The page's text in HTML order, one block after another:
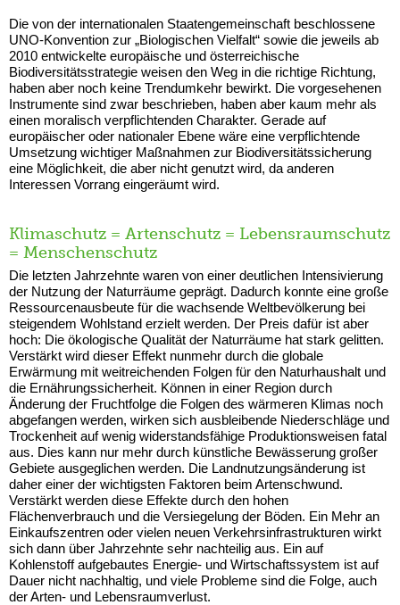
Die von der internationalen Staatengemeinschaft beschlossene
UNO-Konvention zur „Biologischen Vielfalt“ sowie die jeweils ab
2010 entwickelte europäische und österreichische
Biodiversitätsstrategie weisen den Weg in die richtige Richtung,
haben aber noch keine Trendumkehr bewirkt. Die vorgesehenen
Instrumente sind zwar beschrieben, haben aber kaum mehr als
einen moralisch verpflichtenden Charakter. Gerade auf
europäischer oder nationaler Ebene wäre eine verpflichtende
Umsetzung wichtiger Maßnahmen zur Biodiversitätssicherung
eine Möglichkeit, die aber nicht genutzt wird, da anderen
Interessen Vorrang eingeräumt wird.
Klimaschutz = Artenschutz = Lebensraumschutz
= Menschenschutz
Die letzten Jahrzehnte waren von einer deutlichen Intensivierung
der Nutzung der Naturräume geprägt. Dadurch konnte eine große
Ressourcenausbeute für die wachsende Weltbevölkerung bei
steigendem Wohlstand erzielt werden. Der Preis dafür ist aber
hoch: Die ökologische Qualität der Naturräume hat stark gelitten.
Verstärkt wird dieser Effekt nunmehr durch die globale
Erwärmung mit weitreichenden Folgen für den Naturhaushalt und
die Ernährungssicherheit. Können in einer Region durch
Änderung der Fruchtfolge die Folgen des wärmeren Klimas noch
abgefangen werden, wirken sich ausbleibende Niederschläge und
Trockenheit auf wenig widerstandsfähige Produktionsweisen fatal
aus. Dies kann nur mehr durch künstliche Bewässerung großer
Gebiete ausgeglichen werden. Die Landnutzungsänderung ist
daher einer der wichtigsten Faktoren beim Artenschwund.
Verstärkt werden diese Effekte durch den hohen
Flächenverbrauch und die Versiegelung der Böden. Ein Mehr an
Einkaufszentren oder vielen neuen Verkehrsinfrastrukturen wirkt
sich dann über Jahrzehnte sehr nachteilig aus. Ein auf
Kohlenstoff aufgebautes Energie- und Wirtschaftssystem ist auf
Dauer nicht nachhaltig, und viele Probleme sind die Folge, auch
der Arten- und Lebensraumverlust.